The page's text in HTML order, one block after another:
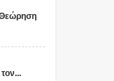
Θεώρηση